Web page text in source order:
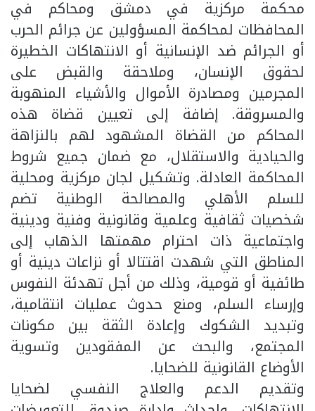
محكمة مركزية في دمشق ومحاكم في
المحافظات لمحاكمة المسؤولين عن جرائم الحرب
أو الجرائم ضد الإنسانية أو الانتهاكات الخطيرة
لحقوق الإنسان، وملاحقة والقبض على
المجرمين ومصادرة الأموال والأشياء المنهوبة
والمسروقة. إضافة إلى تعيين قضاة هذه
المحاكم من القضاة المشهود لهم بالنزاهة
والحيادية والاستقلال، مع ضمان جميع شروط
المحاكمة العادلة. وتشكيل لجان مركزية ومحلية
للسلم الأهلي والمصالحة الوطنية تضم
شخصيات ثقافية وعلمية وقانونية وفنية ودينية
واجتماعية ذات احترام مهمتها الذهاب إلى
المناطق التي شهدت اقتتالا أو نزاعات دينية أو
طائفية أو قومية، وذلك من أجل تهدئة النفوس
وإرساء السلم، ومنع حدوث عمليات انتقامية،
وتبديد الشكوك وإعادة الثقة بين مكونات
المجتمع، والبحث عن المفقودين وتسوية
الأوضاع القانونية للضحايا.
وتقديم الدعم والعلاج النفسي لضحايا